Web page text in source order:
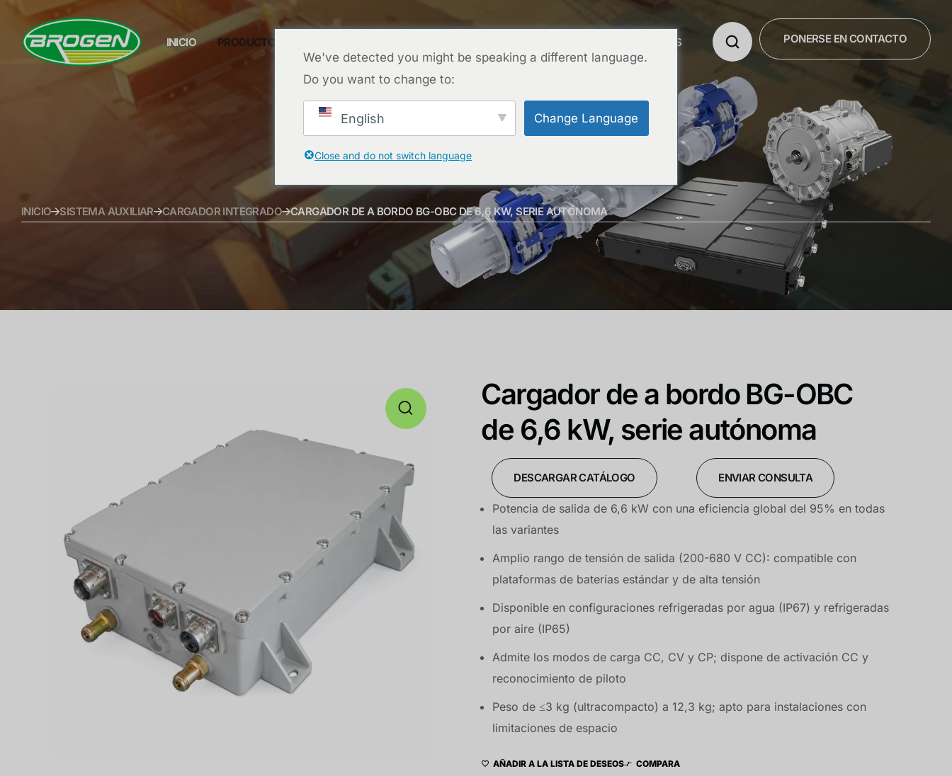
INICIO PRODUCTOS SOBRE NOSOTROS
CONTACTO
PONERSE EN CONTACTO
BLOG
INICIO SISTEMA AUXILIAR CARGADOR INTEGRADO CARGADOR DE A BORDO BG-OBC DE 6,6 KW, SERIE AUTÓNOMA
Cargador de a bordo BG-OBC
de 6,6 kW, serie autónoma
DESCARGAR CATÁLOGO ENVIAR CONSULTA
Potencia de salida de 6,6 kW con una eficiencia global del 95% en todas
las variantes
Amplio rango de tensión de salida (200-680 V CC): compatible con
plataformas de baterías estándar y de alta tensión
Disponible en configuraciones refrigeradas por agua (IP67) y refrigeradas
por aire (IP65)
Admite los modos de carga CC, CV y CP; dispone de activación CC y
reconocimiento de piloto
Peso de ≤3 kg (ultracompacto) a 12,3 kg; apto para instalaciones con
limitaciones de espacio
AÑADIR A LA LISTA DE DESEOS COMPARA
We've detected you might be speaking a different language.
Do you want to change to:
English Change Language
Close and do not switch language